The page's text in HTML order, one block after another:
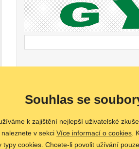
Telefon
+420 722 651 110
Sekretariát
sekretariat@speleo.cz
Souhlas se
k zajištění nejlepší uživatelské
v sekci Více informací o cookies .
typy cookies. Chcete-li povolit užívání